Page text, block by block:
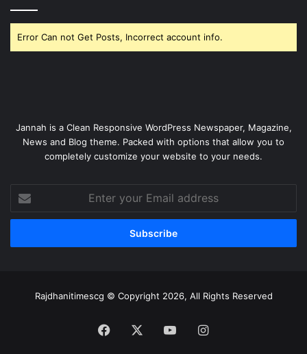
Error Can not Get Posts, Incorrect account info.
Jannah is a Clean Responsive WordPress Newspaper, Magazine,
News and Blog theme. Packed with options that allow you to
completely customize your website to your needs.
your
Email
Rajdhanitimescg © Copyright 2026, All Rights Reserved
Facebook YouTubeInstagram